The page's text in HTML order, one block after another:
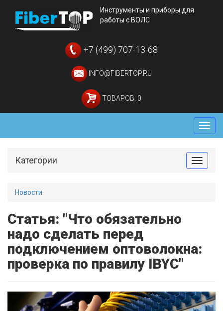
Инструменты и приборы для
работы с ВОЛС
+7 (499) 707-13-68
INFO@FIBERTOP.RU
ТОВАРОВ: 0
Меню
Toggle
Категории
Новости
Статья: "Что обязательно
надо сделать перед
подключением оптоволокна:
проверка по правилу IBYC"